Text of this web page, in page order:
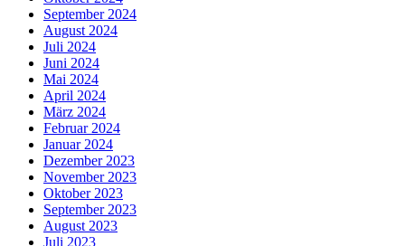
September 2024
August 2024
Juli 2024
Juni 2024
Mai 2024
April 2024
März 2024
Februar 2024
Januar 2024
Dezember 2023
November 2023
Oktober 2023
September 2023
August 2023
Juli 2023